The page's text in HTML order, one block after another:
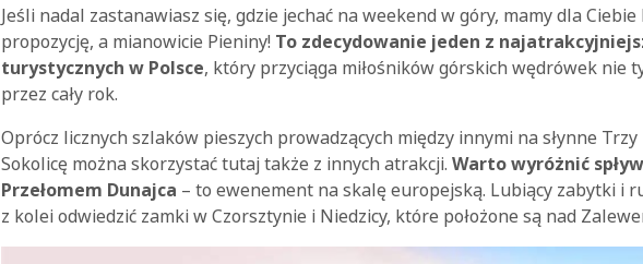
Jeśli nadal zastanawiasz się, gdzie jechać na weekend w góry, mamy dla
propozycję, a mianowicie Pieniny! To zdecydowanie jeden z
turystycznych w Polsce, który przyciąga miłośników górskich wędrówek nie
przez cały rok.
Oprócz licznych szlaków pieszych prowadzących między innymi na słynne Trzy
Sokolicę można skorzystać tutaj także z innych atrakcji. Warto wyróżnić
Przełomem Dunajca – to ewenement na skalę europejską. Lubiący zabytki i
z kolei odwiedzić zamki w Czorsztynie i Niedzicy, które położone są nad